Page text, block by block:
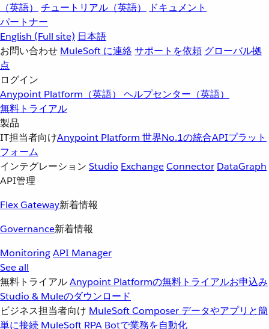
（英語）
チュートリアル（英語）
ドキュメント
パートナー
English (Full site) 日本語
お問い合わせ MuleSoft に連絡サポートを依頼 グローバル拠
点
ログイン
Anypoint Platform（英語） ヘルプセンター（英語）
無料トライアル
製品
IT担当者向けAnypoint Platform 世界No.1の統合APIプラット
フォーム
インテグレーション Studio ExchangeConnector DataGraph
API管理
Flex Gateway新着情報
Governance新着情報
MonitoringAPI Manager
See all
無料トライアルAnypoint Platformの無料トライアルお申込み
Studio & Muleのダウンロード
ビジネス担当者向け MuleSoft Composer データやアプリと簡
単に接続 MuleSoft RPA Botで業務を自動化